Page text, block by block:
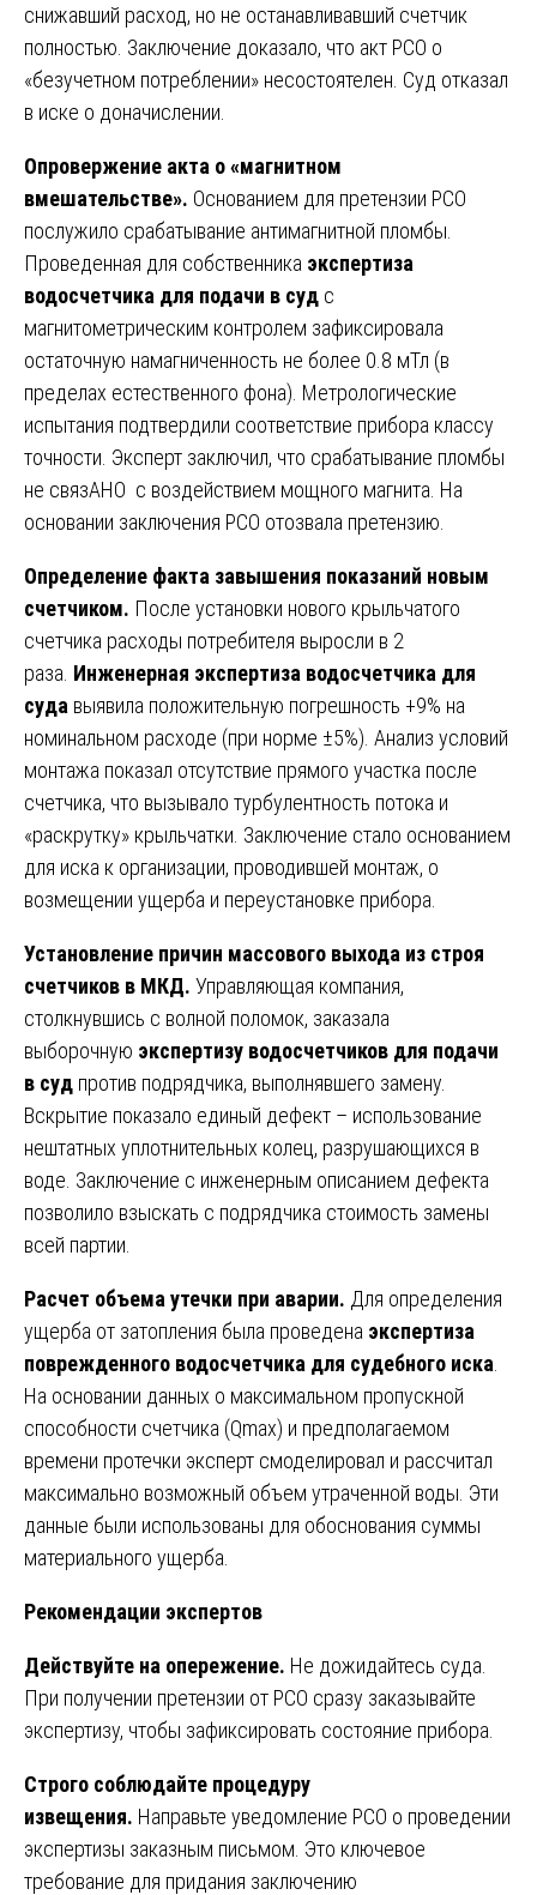
снижавший расход, но не останавливавший счетчик
полностью. Заключение доказало, что акт РСО о
«безучетном потреблении» несостоятелен. Суд отказал
в иске о доначислении.
Опровержение акта о «магнитном
вмешательстве». Основанием для претензии РСО
послужило срабатывание антимагнитной пломбы.
Проведенная для собственника экспертиза
водосчетчика для подачи в суд с
магнитометрическим контролем зафиксировала
остаточную намагниченность не более 0.8 мТл (в
пределах естественного фона). Метрологические
испытания подтвердили соответствие прибора классу
точности. Эксперт заключил, что срабатывание пломбы
не связАНО с воздействием мощного магнита. На
основании заключения РСО отозвала претензию.
Определение факта завышения показаний новым
счетчиком. После установки нового крыльчатого
счетчика расходы потребителя выросли в 2
раза. Инженерная экспертиза водосчетчика для
суда выявила положительную погрешность +9% на
номинальном расходе (при норме ±5%). Анализ условий
монтажа показал отсутствие прямого участка после
счетчика, что вызывало турбулентность потока и
«раскрутку» крыльчатки. Заключение стало основанием
для иска к организации, проводившей монтаж, о
возмещении ущерба и переустановке прибора.
Установление причин массового выхода из строя
счетчиков в МКД. Управляющая компания,
столкнувшись с волной поломок, заказала
выборочную экспертизу водосчетчиков для подачи
в суд против подрядчика, выполнявшего замену.
Вскрытие показало единый дефект – использование
нештатных уплотнительных колец, разрушающихся в
воде. Заключение с инженерным описанием дефекта
позволило взыскать с подрядчика стоимость замены
всей партии.
Расчет объема утечки при аварии. Для определения
ущерба от затопления была проведена экспертиза
поврежденного водосчетчика для судебного иска
На основании данных о максимальном пропускной
способности счетчика (Qmax) и предполагаемом
времени протечки эксперт смоделировал и рассчитал
максимально возможный объем утраченной воды. Эти
данные были использованы для обоснования суммы
материального ущерба.
Рекомендации экспертов
Действуйте на опережение. Не дожидайтесь суда.
При получении претензии от РСО сразу заказывайте
экспертизу, чтобы зафиксировать состояние прибора.
Строго соблюдайте процедуру
извещения. Направьте уведомление РСО о проведении
экспертизы заказным письмом. Это ключевое
требование для придания заключению